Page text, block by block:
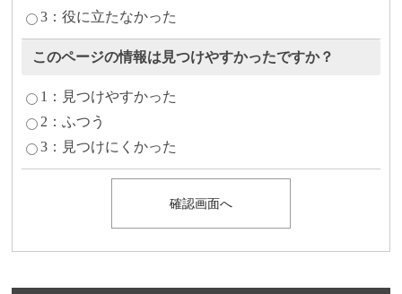
3：役に立たなかった
このページの情報は見つけやすかったですか？
1：見つけやすかった
2：ふつう
3：見つけにくかった